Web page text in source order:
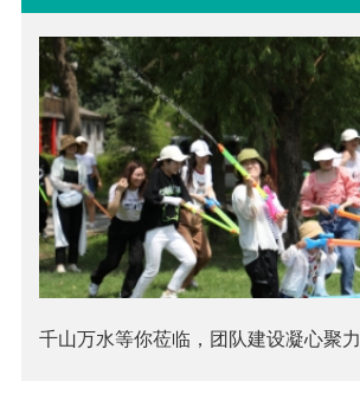
千山万水等你莅临，团队建设凝心聚力